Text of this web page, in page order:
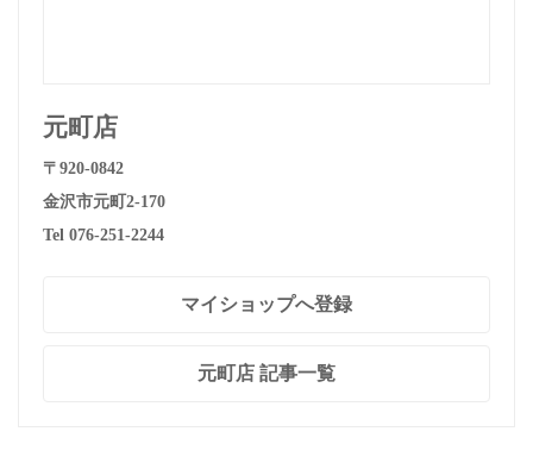
元町店
〒920-0842
金沢市元町2-170
Tel 076-251-2244
マイショップへ登録
元町店 記事一覧